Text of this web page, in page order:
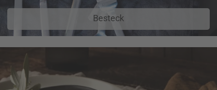
Besteck